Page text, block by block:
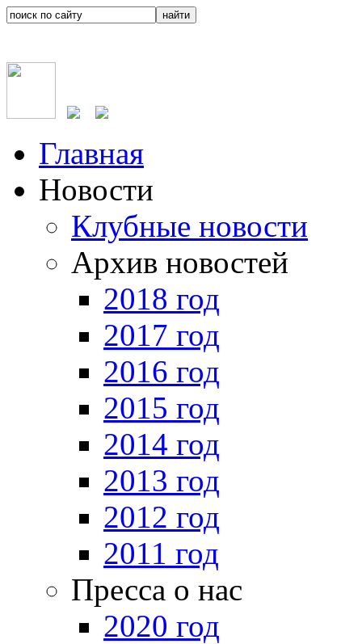
Главная
Новости
Клубные новости
Архив новостей
2018 год
2017 год
2016 год
2015 год
2014 год
2013 год
2012 год
2011 год
Пресса о нас
2020 год